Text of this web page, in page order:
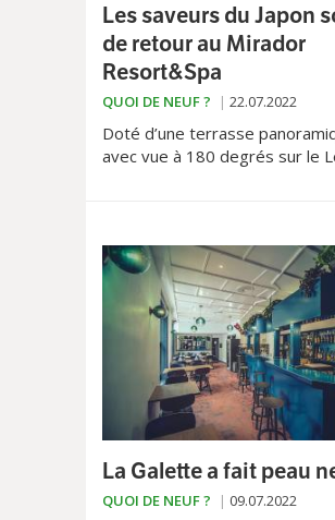
Les saveurs du Japon
de retour au Mirador
Resort&Spa
QUOI DE NEUF ? 22.07.2022
Doté d’une terrasse
avec vue à 180 degrés sur le
La Galette a fait peau
QUOI DE NEUF ? 09.07.2022